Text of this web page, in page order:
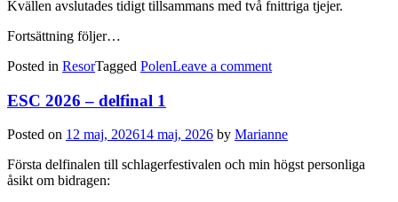
Kvällen avslutades tidigt tillsammans med två fnittriga tjejer.
Fortsättning följer…
Posted in ResorTagged PolenLeave a comment
ESC 2026 – delfinal 1
Posted on 12 maj, 202614 maj, 2026 by Marianne
Första delfinalen till schlagerfestivalen och min högst personliga
åsikt om bidragen: